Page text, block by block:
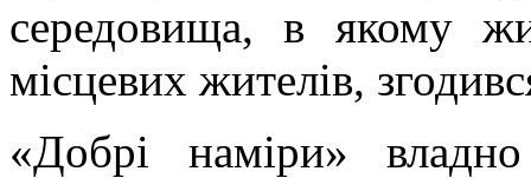
середовища, в якому
місцевих жителів,
«Добрі наміри»